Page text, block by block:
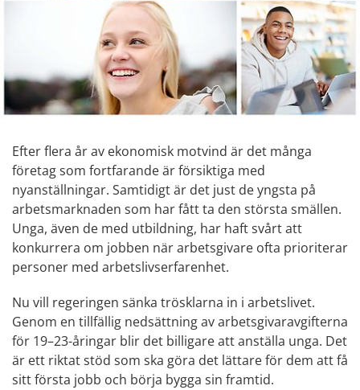
Efter flera år av ekonomisk motvind är det många
företag som fortfarande är försiktiga med
nyanställningar. Samtidigt är det just de yngsta på
arbetsmarknaden som har fått ta den största smällen.
Unga, även de med utbildning, har haft svårt att
konkurrera om jobben när arbetsgivare ofta prioriterar
personer med arbetslivserfarenhet.
Nu vill regeringen sänka trösklarna in i arbetslivet.
Genom en tillfällig nedsättning av arbetsgivaravgifterna
för 19–23-åringar blir det billigare att anställa unga. Det
är ett riktat stöd som ska göra det lättare för dem att få
sitt första jobb och börja bygga sin framtid.